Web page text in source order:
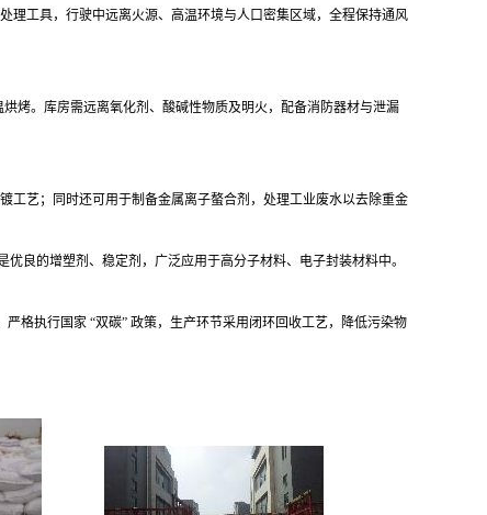
理工具，行驶中远离火源、高温环境与人口密集区域，全程保持通风
烤。库房需远离氧化剂、酸碱性物质及明火，配备消防器材与泄漏
工艺；同时还可用于制备金属离子螯合剂，处理工业废水以去除重金
良的增塑剂、稳定剂，广泛应用于高分子材料、电子封装材料中。
格执行国家 “双碳” 政策，生产环节采用闭环回收工艺，降低污染物